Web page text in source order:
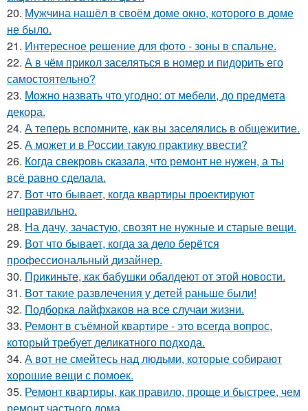
20. Мужчина нашёл в своём доме окно, которого в доме
не было.
21. Интересное решение для фото - зоны в спальне.
22. А в чём прикол заселяться в номер и пидорить его
самостоятельно?
23. Можно назвать что угодно: от мебели, до предмета
декора.
24. А теперь вспомните, как вы заселялись в общежитие.
25. А может и в России такую практику ввести?
26. Когда свекровь сказала, что ремонт не нужен, а ты
всё равно сделала.
27. Вот что бывает, когда квартиры проектируют
неправильно.
28. На дачу, зачастую, свозят не нужные и старые вещи.
29. Вот что бывает, когда за дело берётся
профессиональный дизайнер.
30. Прикиньте, как бабушки обалдеют от этой новости.
31. Вот такие развлечения у детей раньше были!
32. Подборка лайфхаков на все случаи жизни.
33. Ремонт в съёмной квартире - это всегда вопрос,
который требует деликатного подхода.
34. А вот не смейтесь над людьми, которые собирают
хорошие вещи с помоек.
35. Ремонт квартиры, как правило, проще и быстрее, чем